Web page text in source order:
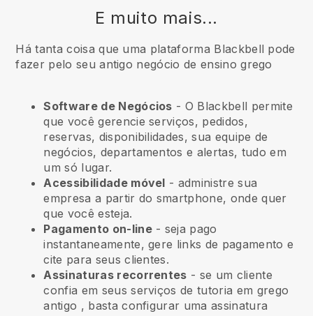
E muito mais...
Há tanta coisa que uma plataforma Blackbell pode
fazer pelo seu antigo negócio de ensino grego
Software de Negócios - O Blackbell permite
que você gerencie serviços, pedidos,
reservas, disponibilidades, sua equipe de
negócios, departamentos e alertas, tudo em
um só lugar.
Acessibilidade móvel - administre sua
empresa a partir do smartphone, onde quer
que você esteja.
Pagamento on-line- seja pago
instantaneamente, gere links de pagamento e
cite para seus clientes.
Assinaturas recorrentes - se um cliente
confia em seus serviços de tutoria em grego
antigo , basta configurar uma assinatura